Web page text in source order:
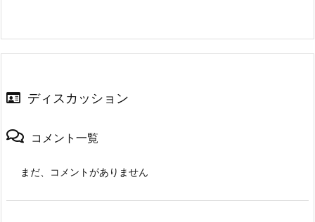
ディスカッション
コメント一覧
まだ、コメントがありません